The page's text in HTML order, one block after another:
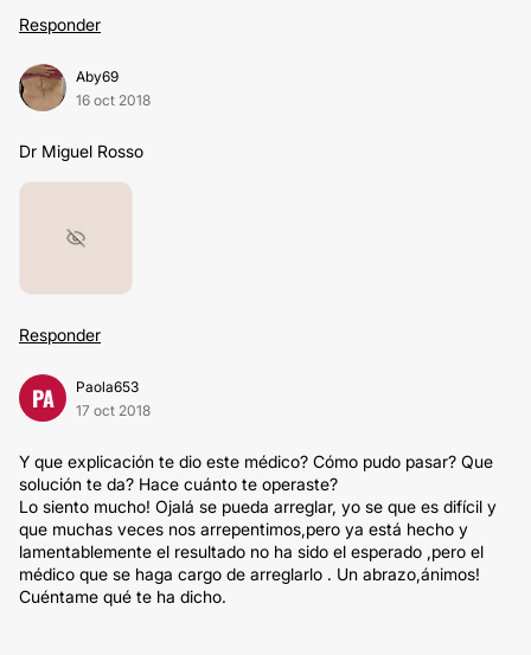
Responder
Aby69
16 oct 2018
Dr Miguel Rosso
Responder
PA
Paola653
17 oct 2018
Y que explicación te dio este médico? Cómo pudo pasar? Que
solución te da? Hace cuánto te operaste?
Lo siento mucho! Ojalá se pueda arreglar, yo se que es difícil y
que muchas veces nos arrepentimos,pero ya está hecho y
lamentablemente el resultado no ha sido el esperado ,pero el
médico que se haga cargo de arreglarlo . Un abrazo,ánimos!
Cuéntame qué te ha dicho.